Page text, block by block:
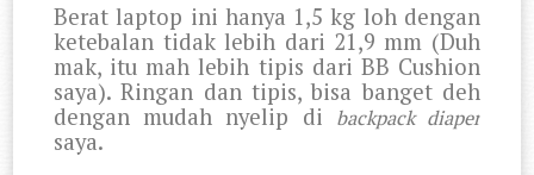
Berat laptop ini hanya 1,5 kg loh dengan
ketebalan tidak lebih dari 21,9 mm (Duh
mak, itu mah lebih tipis dari BB Cushion
saya). Ringan dan tipis, bisa banget deh
dengan mudah nyelip di
backpack diaper
saya.